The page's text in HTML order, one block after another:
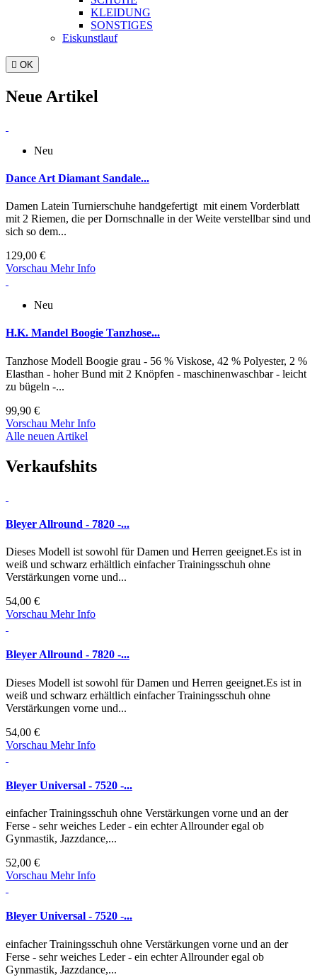
KLEIDUNG
SONSTIGES
Eiskunstlauf
 OK
Neue Artikel
Neu
Dance Art Diamant Sandale...
Damen Latein Turnierschuhe handgefertigt mit einem Vorderblatt
mit 2 Riemen, die per Dornschnalle in der Weite verstellbar sind und
sich so dem...
129,00 €
Vorschau Mehr Info
Neu
H.K. Mandel Boogie Tanzhose...
Tanzhose Modell Boogie grau - 56 % Viskose, 42 % Polyester, 2 %
Elasthan - hoher Bund mit 2 Knöpfen - maschinenwaschbar - leicht
zu bügeln -...
99,90 €
Vorschau Mehr Info
Alle neuen Artikel
Verkaufshits
Bleyer Allround - 7820 -...
Dieses Modell ist sowohl für Damen und Herren geeignet.Es ist in
weiß und schwarz erhältlich einfacher Trainingsschuh ohne
Verstärkungen vorne und...
54,00 €
Vorschau Mehr Info
Bleyer Allround - 7820 -...
Dieses Modell ist sowohl für Damen und Herren geeignet.Es ist in
weiß und schwarz erhältlich einfacher Trainingsschuh ohne
Verstärkungen vorne und...
54,00 €
Vorschau Mehr Info
Bleyer Universal - 7520 -...
einfacher Trainingsschuh ohne Verstärkungen vorne und an der
Ferse - sehr weiches Leder - ein echter Allrounder egal ob
Gynmastik, Jazzdance,...
52,00 €
Vorschau Mehr Info
Bleyer Universal - 7520 -...
einfacher Trainingsschuh ohne Verstärkungen vorne und an der
Ferse - sehr weiches Leder - ein echter Allrounder egal ob
Gynmastik, Jazzdance,...